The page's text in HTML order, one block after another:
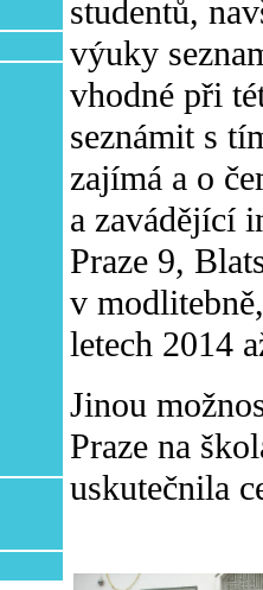
studentů,
výuky
vhodné při
seznámit s
zajímá a o
a zavádějící
Praze 9,
v
letech 2014
Jinou
Praze na
uskutečnila